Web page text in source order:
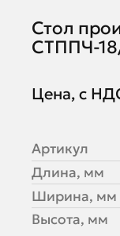
Стол
СТППЧ-
Цена, с
Артикул
Длина, мм
Ширина, мм
Высота, мм